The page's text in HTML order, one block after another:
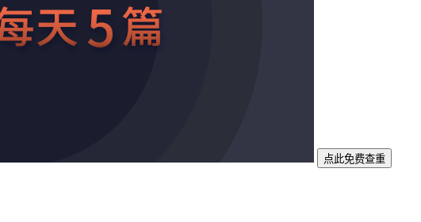
点此免费查重